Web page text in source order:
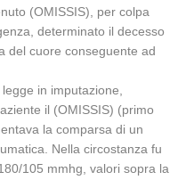
(OMISSIS), per colpa
determinato il decesso
del cuore conseguente ad
in imputazione,
il (OMISSIS) (primo
la comparsa di un
Nella circostanza fu
105 mmhg, valori sopra la